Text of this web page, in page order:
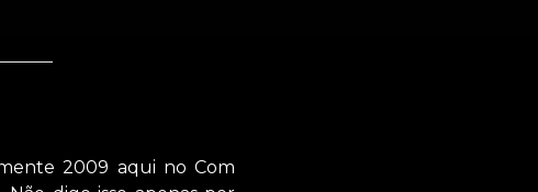
2009 aqui no Com